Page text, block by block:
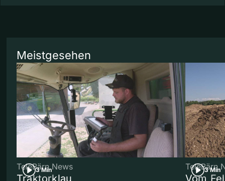
Meistgesehen
3 Min
TeleBärn News
Traktorklau
3 Min
TeleBärn
Vom